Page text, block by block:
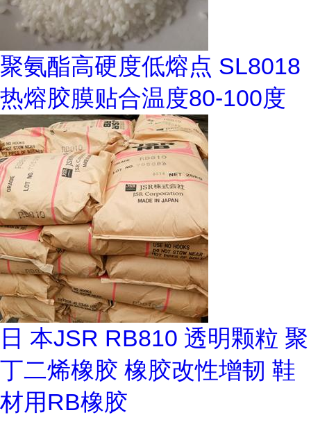
聚氨酯高硬度低熔点 SL8018
热熔胶膜贴合温度80-100度
日 本JSR RB810 透明颗粒 聚
丁二烯橡胶 橡胶改性增韧 鞋
材用RB橡胶